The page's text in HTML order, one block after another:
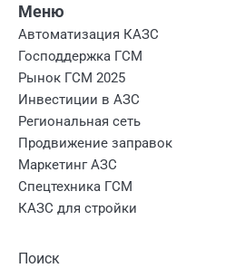
Меню
Автоматизация КАЗС
Господдержка ГСМ
Рынок ГСМ 2025
Инвестиции в АЗС
Региональная сеть
Продвижение заправок
Маркетинг АЗС
Спецтехника ГСМ
КАЗС для стройки
Поиск